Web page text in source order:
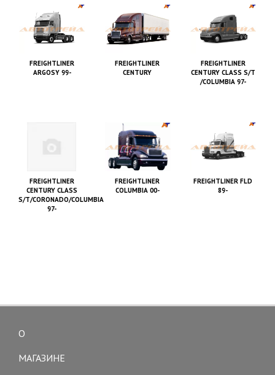
FREIGHTLINER
ARGOSY 99-
FREIGHTLINER
CENTURY
FREIGHTLINER
CENTURY CLASS S/T
/COLUMBIA 97-
FREIGHTLINER
CENTURY CLASS
S/T/CORONADO/COLUMBIA
97-
FREIGHTLINER
COLUMBIA 00-
FREIGHTLINER FLD
89-
О
МАГАЗИНЕ